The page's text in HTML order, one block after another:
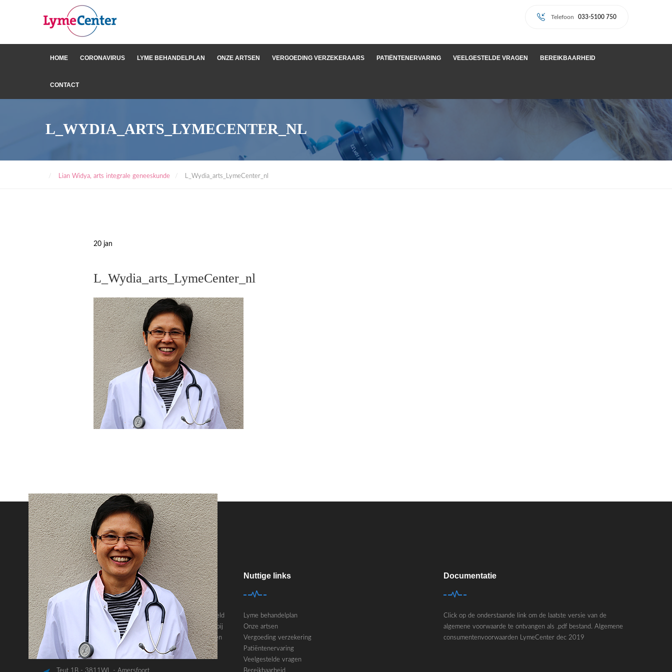
Telefoon 033-5100 750
HOME CORONAVIRUS LYME BEHANDELPLAN ONZE ARTSEN VERGOEDING VERZEKERAARS PATIËNTENERVARING VEELGESTELDE VRAGEN BEREIKBAARHEID
CONTACT
L_WYDIA_ARTS_LYMECENTER_NL
Lian Widya, arts integrale geneeskunde L_Wydia_arts_LymeCenter_nl
20 jan
L_Wydia_arts_LymeCenter_nl
Over LymeCenter
Het LymeCenter heeft een unieke behandelmethode ontwikkeld
waar patiënten met de chronische ziekte van Lyme veel baat bij
hebben. Hierbij staat het creëren van gezondheid centraal. Een
team van 3 artsen en 3 assistenten staat voor u klaar.
Nuttige links
Lyme behandelplan
Onze artsen
Vergoeding verzekering
Patiëntenervaring
Veelgestelde vragen
Documentatie
Click op de onderstaande link om de laatste versie van de
algemene voorwaarde te ontvangen als .pdf bestand. Algemene
consumentenvoorwaarden LymeCenter dec 2019